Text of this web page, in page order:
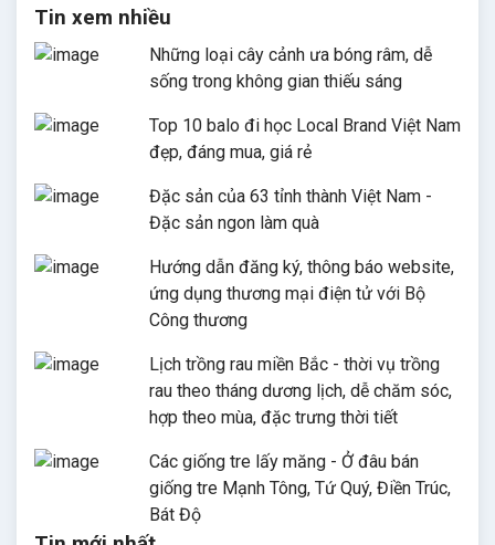
Tin xem nhiều
Những loại cây cảnh ưa bóng râm, dễ
sống trong không gian thiếu sáng
Top 10 balo đi học Local Brand Việt Nam
đẹp, đáng mua, giá rẻ
Đặc sản của 63 tỉnh thành Việt Nam -
Đặc sản ngon làm quà
Hướng dẫn đăng ký, thông báo website,
ứng dụng thương mại điện tử với Bộ
Công thương
Lịch trồng rau miền Bắc - thời vụ trồng
rau theo tháng dương lịch, dễ chăm sóc,
hợp theo mùa, đặc trưng thời tiết
Các giống tre lấy măng - Ở đâu bán
giống tre Mạnh Tông, Tứ Quý, Điền Trúc,
Bát Độ